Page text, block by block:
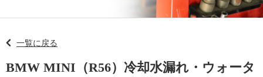
一覧に戻る
BMW MINI（R56）冷却水漏れ・ウォータ